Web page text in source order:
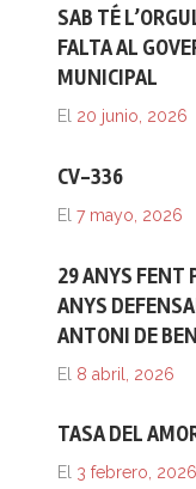
SAB TÉ
FALTA AL
MUNICIPAL
El 20 junio, 2026
CV-336
El 7 mayo, 2026
29 ANYS FENT
ANYS
ANTONI DE
El 8 abril, 2026
TASA DEL
El 3 febrero, 2026